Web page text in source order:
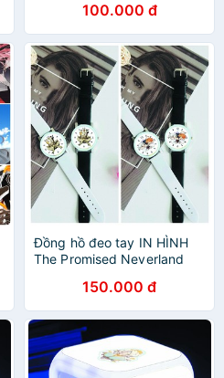
CHIẾN NGƯỜI MÁY đèn
LED đổi màu anime chibi
100.000 đ
Đồng hồ đeo tay IN HÌNH
The Promised Neverland
Moon anime chibi phụ kiện
thời trang
150.000 đ